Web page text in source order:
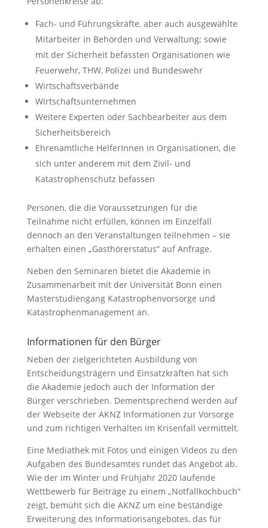
Fach- und Führungskräfte, aber auch ausgewählte
Mitarbeiter in Behörden und Verwaltung; sowie
mit der Sicherheit befassten Organisationen wie
Feuerwehr, THW, Polizei und Bundeswehr
Wirtschaftsverbände
Wirtschaftsunternehmen
Weitere Experten oder Sachbearbeiter aus dem
Sicherheitsbereich
Ehrenamtliche HelferInnen in Organisationen, die
sich unter anderem mit dem Zivil- und
Katastrophenschutz befassen
Personen, die die Voraussetzungen für die
Teilnahme nicht erfüllen, können im Einzelfall
dennoch an den Veranstaltungen teilnehmen – sie
erhalten einen „Gasthörerstatus“ auf Anfrage.
Neben den Seminaren bietet die Akademie in
Zusammenarbeit mit der Universität Bonn einen
Masterstudiengang Katastrophenvorsorge und
Katastrophenmanagement an.
Informationen für den Bürger
Neben der zielgerichteten Ausbildung von
Entscheidungsträgern und Einsatzkräften hat sich
die Akademie jedoch auch der Information der
Bürger verschrieben. Dementsprechend werden auf
der Webseite der AKNZ Informationen zur Vorsorge
und zum richtigen Verhalten im Krisenfall vermittelt.
Eine Mediathek mit Fotos und einigen Videos zu den
Aufgaben des Bundesamtes rundet das Angebot ab.
Wie der im Winter und Frühjahr 2020 laufende
Wettbewerb für Beiträge zu einem „Notfallkochbuch“
zeigt, bemüht sich die AKNZ um eine beständige
Erweiterung des Informationsangebotes, das für